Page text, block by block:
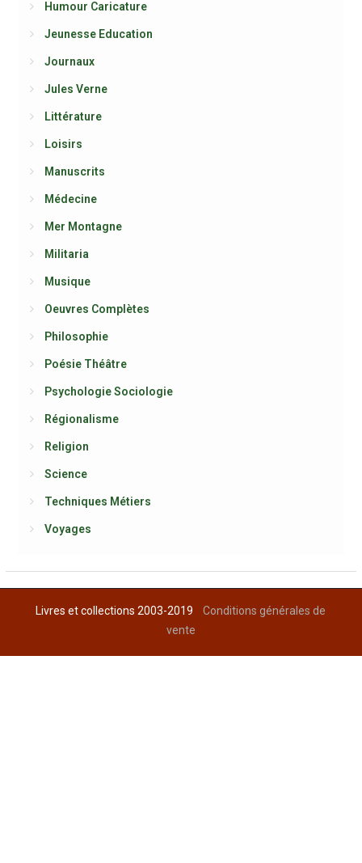
Humour Caricature
Jeunesse Education
Journaux
Jules Verne
Littérature
Loisirs
Manuscrits
Médecine
Mer Montagne
Militaria
Musique
Oeuvres Complètes
Philosophie
Poésie Théâtre
Psychologie Sociologie
Régionalisme
Religion
Science
Techniques Métiers
Voyages
Livres et collections 2003-2019Conditions générales de
vente